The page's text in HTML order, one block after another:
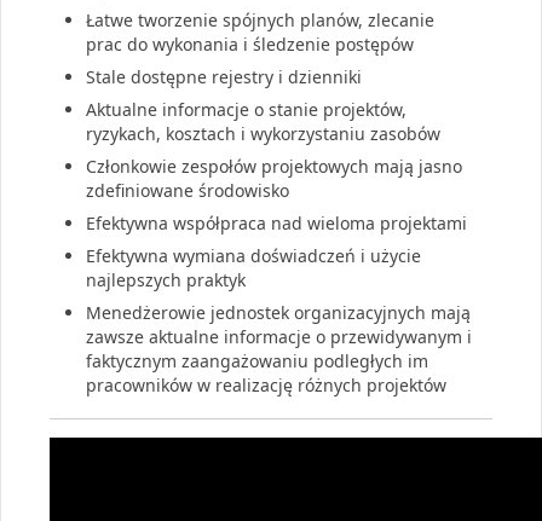
Łatwe tworzenie spójnych planów, zlecanie
prac do wykonania i śledzenie postępów
Stale dostępne rejestry i dzienniki
Aktualne informacje o stanie projektów,
ryzykach, kosztach i wykorzystaniu zasobów
Członkowie zespołów projektowych mają jasno
zdefiniowane środowisko
Efektywna współpraca nad wieloma projektami
Efektywna wymiana doświadczeń i użycie
najlepszych praktyk
Menedżerowie jednostek organizacyjnych mają
zawsze aktualne informacje o przewidywanym i
faktycznym zaangażowaniu podległych im
pracowników w realizację różnych projektów